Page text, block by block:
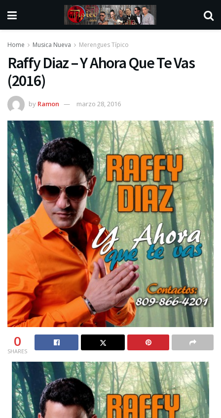
Home Musica Nueva Merengues Típico
Raffy Diaz – Y Ahora Que Te Vas
(2016)
by Ramon marzo 28, 2016
0
SHARES